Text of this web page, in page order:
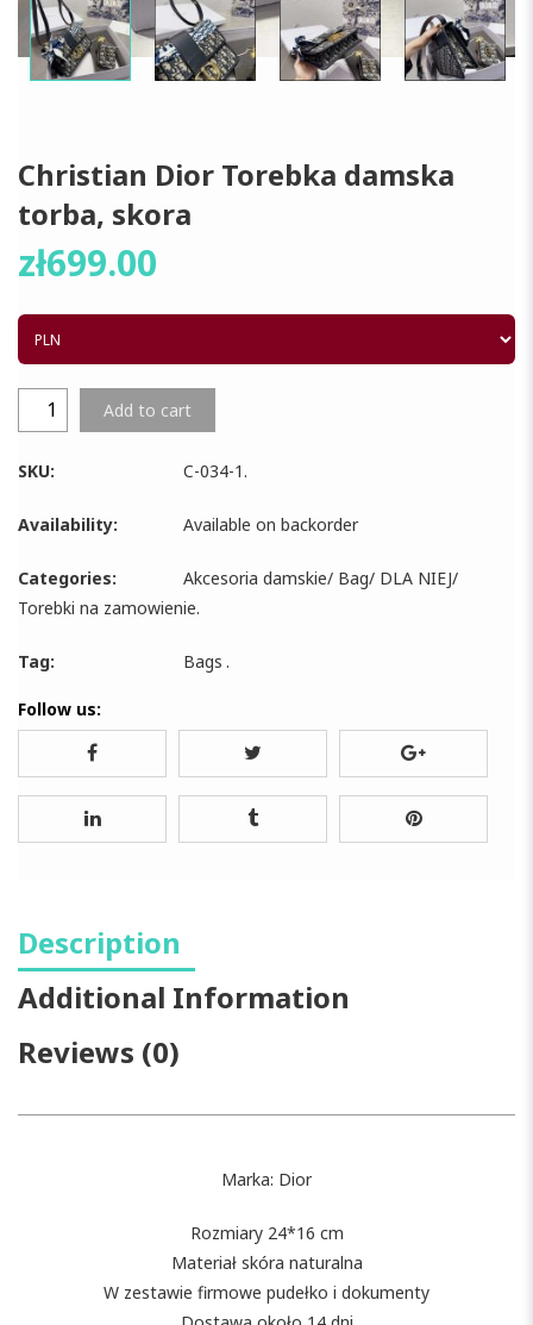
Christian Dior Torebka damska
torba, skora
zł699.00
Add to cart
SKU: C-034-1.
Availability: Available on backorder
Categories: Akcesoria damskie/ Bag/ DLA NIEJ/
Torebki na zamowienie.
Tag: Bags .
Follow us:
Description
Additional Information
Reviews (0)
Marka: Dior
Rozmiary 24*16 cm
Materiał skóra naturalna
W zestawie firmowe pudełko i dokumenty